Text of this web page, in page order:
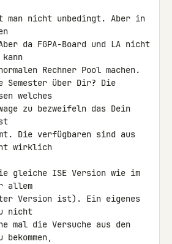
man nicht unbedingt. Aber in
da FGPA-Board und LA nicht
Rechner Pool machen.
Semester über Dir? Die
zu bezweifeln das Dein
Die verfügbaren sind aus
wirklich
gleiche ISE Version wie im
allem
Version ist). Ein eigenes
nicht
mal die Versuche aus den